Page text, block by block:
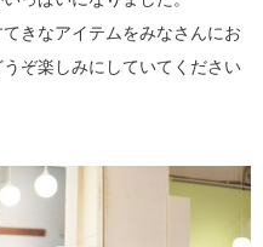
きなアイテムをみなさんにお
ぞ楽しみにしていてください